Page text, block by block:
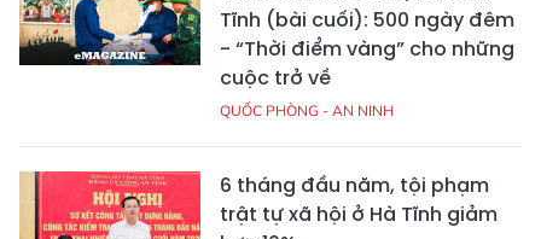
Tĩnh (bài cuối): 500 ngày đêm
- “Thời điểm vàng” cho những
cuộc trở về
QUỐC PHÒNG - AN NINH
6 tháng đầu năm, tội phạm
trật tự xã hội ở Hà Tĩnh giảm